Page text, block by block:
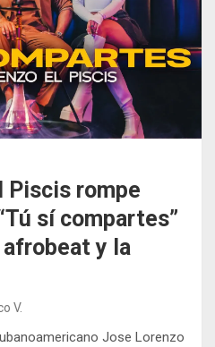
Piscis rompe
sí compartes”
y la
V.
Jose Lorenzo